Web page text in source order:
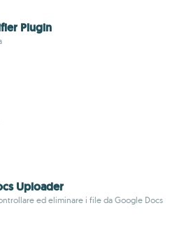
Plugin
Uploader
ed eliminare i file da Google Docs